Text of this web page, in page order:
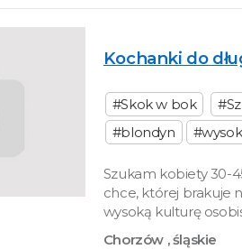
Kochanki do
#Skok w bok
#blondyn
Szukam kobiety 30-
chce, której brakuje
wysoką kulturę
Chorzów , śląskie